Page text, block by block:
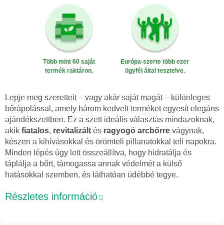
Több mint 60 saját
termék raktáron.
Európa-szerte több ezer
ügyfél által tesztelve.
Lepje meg szeretteit – vagy akár saját magát – különleges
bőrápolással, amely három kedvelt terméket egyesít elegáns
ajándékszettben. Ez a szett ideális választás mindazoknak,
akik fiatalos, revitalizált és ragyogó arcbőrre vágynak,
készen a kihívásokkal és örömteli pillanatokkal teli napokra.
Minden lépés úgy lett összeállítva, hogy hidratálja és
táplálja a bőrt, támogassa annak védelmét a külső
hatásokkal szemben, és láthatóan üdébbé tegye.
Részletes információ